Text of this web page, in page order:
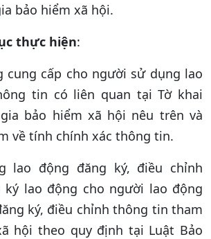
bảo hiểm xã hội.
thực hiện:
cung cấp cho người sử dụng lao
tin có liên quan tại Tờ khai
bảo hiểm xã hội nêu trên và
về tính chính xác thông tin.
lao động đăng ký, điều chỉnh
lao động cho người lao động
ký, điều chỉnh thông tin tham
hội theo quy định tại Luật Bảo